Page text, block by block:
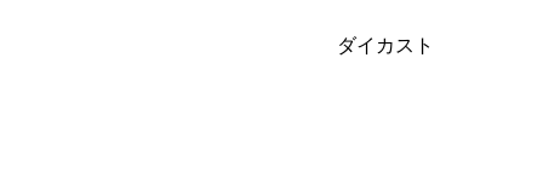
ダイカスト